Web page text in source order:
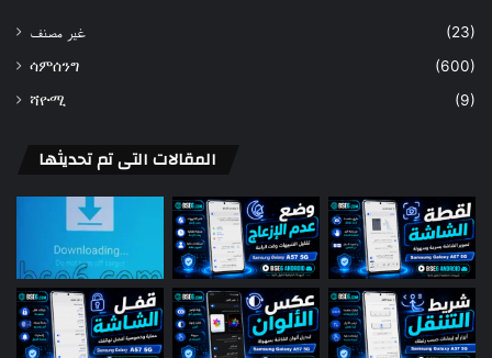
غير مصنف
(23)
ሳምሰንግ
(600)
ሻዮሚ
(9)
المقالات التى تم تحديثها